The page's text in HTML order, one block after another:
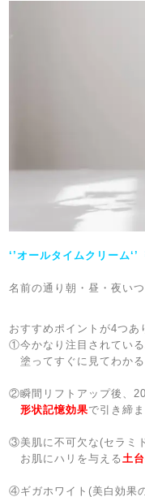
‘’オールタイムクリーム‘’
名前の通り朝・昼・夜い
おすすめポイントが4つあ
①今かなり注目されている
塗ってすぐに見てわかる
②瞬間リフトアップ後、
形状記憶効果で引き締
③美肌に不可欠な(セラミ
お肌にハリを与える 土
④ギガホワイト(美白効果